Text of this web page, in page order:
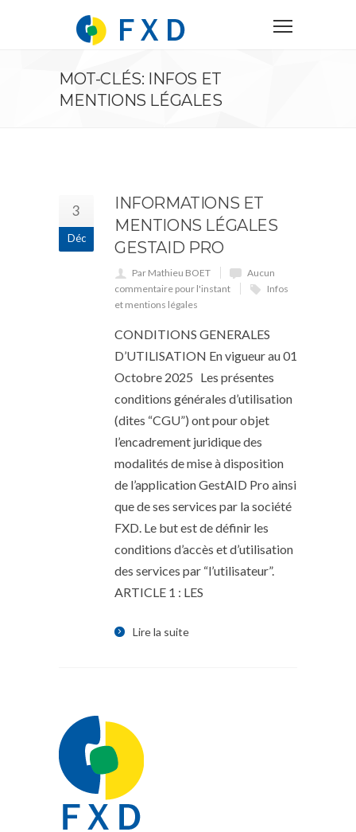
MOT-CLÉS: INFOS ET
MENTIONS LÉGALES
3
Déc
INFORMATIONS ET
MENTIONS LÉGALES
GESTAID PRO
Par Mathieu BOET
Aucun
commentaire pour l'instant
Infos
et mentions légales
CONDITIONS GENERALES
D’UTILISATION En vigueur au 01
Octobre 2025 Les présentes
conditions générales d’utilisation
(dites “CGU”) ont pour objet
l’encadrement juridique des
modalités de mise à disposition
de l’application GestAID Pro ainsi
que de ses services par la société
FXD. Le but est de définir les
conditions d’accès et d’utilisation
des services par “l’utilisateur”.
ARTICLE 1 : LES
Lire la suite